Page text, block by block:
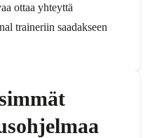
ottaa yhteyttä
traineriin saadakseen